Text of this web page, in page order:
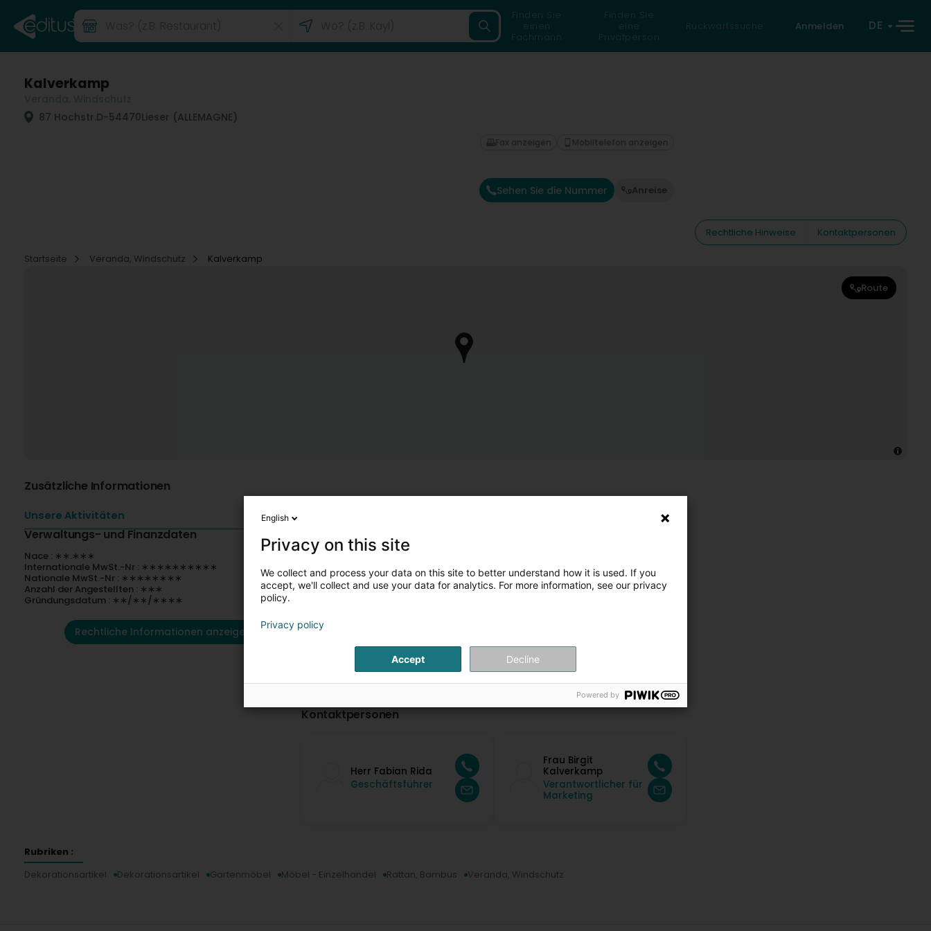
Finden Sie
einen
Fachmann
Finden Sie
eine
Privatperson
Rückwärtssuche Anmelden DE
Kalverkamp
87 Hochstr.D-54470Lieser (ALLEMAGNE)
Sehen Sie die Nummer Anreise
Fax anzeigen Mobiltelefon anzeigen
Rechtliche Hinweise
Kontaktpersonen
Startseite
Veranda, Windschutz Kalverkamp
Route
Zusätzliche Informationen
Unsere Aktivitäten
Verwaltungs- und Finanzdaten
Nace : ∗∗.∗∗∗
Internationale MwSt.-Nr : ∗∗∗∗∗∗∗∗∗∗
Nationale MwSt.-Nr : ∗∗∗∗∗∗∗∗
Anzahl der Angestellten : ∗∗∗
Gründungsdatum : ∗∗/∗∗/∗∗∗∗
Rechtliche Informationen anzeigen
Kontaktpersonen
Herr Fabian Rida
Geschäftsführer
Frau Birgit
Kalverkamp
Verantwortlicher für
Marketing
Rubriken :
Dekorationsartikel
Dekorationsartikel Gartenmöbel Möbel - Einzelhandel Rattan, Bambus Veranda, Windschutz
English
Privacy on this site
We collect and process your data on this site to better understand how it is used. If you
accept, we'll collect and use your data for analytics. For more information, see our privacy
policy.
Privacy policy
Accept Decline
Powered by